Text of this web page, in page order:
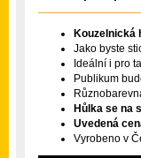
Kouzelnická
Jako byste
Ideální i pro
Publikum
Hůlka se na
Uvedená
Vyrobeno v